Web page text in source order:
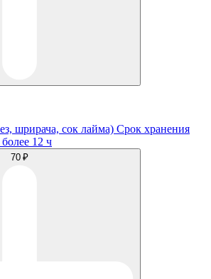
шрирача, сок лайма) Срок хранения
12 ч
70 ₽